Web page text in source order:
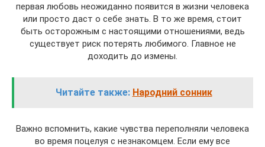
первая любовь неожиданно появится в жизни человека
или просто даст о себе знать. В то же время, стоит
быть осторожным с настоящими отношениями, ведь
существует риск потерять любимого. Главное не
доходить до измены.
Читайте также: Народний сонник
Важно вспомнить, какие чувства переполняли человека
во время поцелуя с незнакомцем. Если ему все